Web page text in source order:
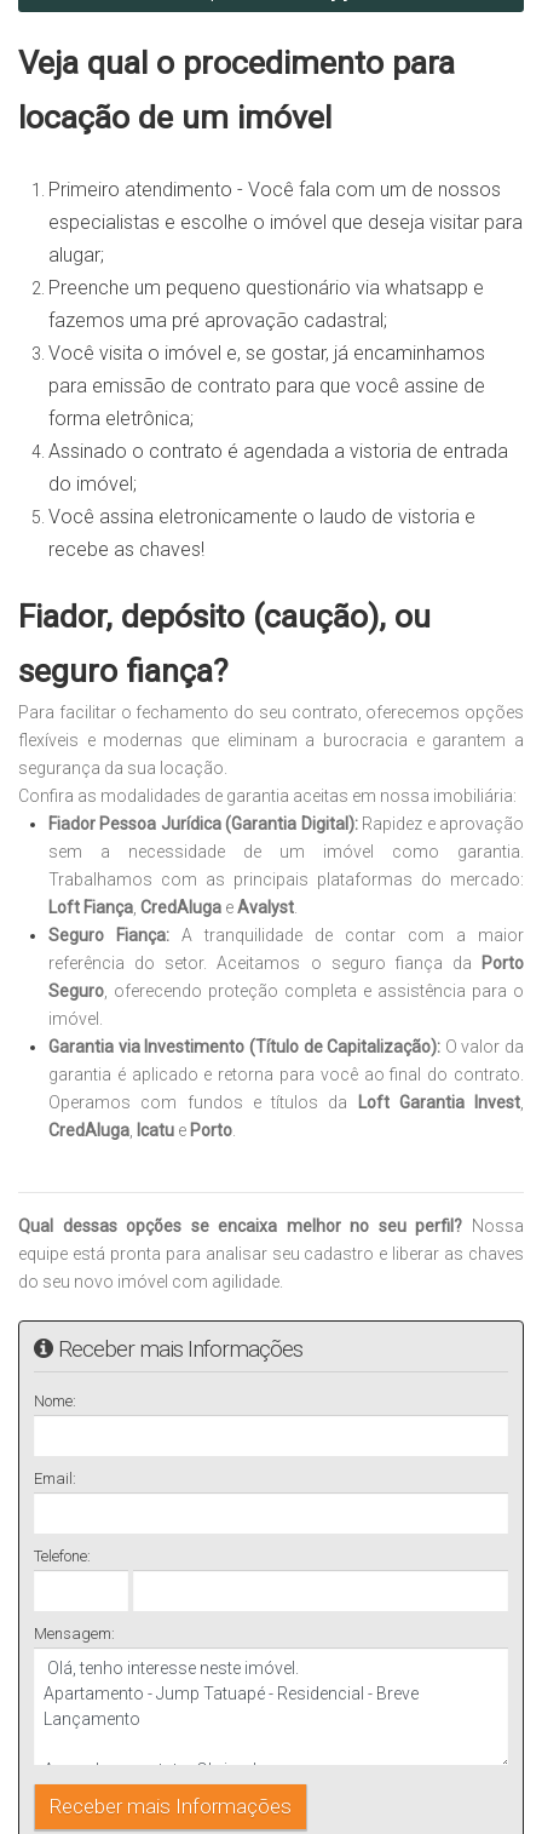
Veja qual o procedimento para
locação de um imóvel
Primeiro atendimento - Você fala com um de nossos
especialistas e escolhe o imóvel que deseja visitar para
alugar;
Preenche um pequeno questionário via whatsapp e
fazemos uma pré aprovação cadastral;
Você visita o imóvel e, se gostar, já encaminhamos
para emissão de contrato para que você assine de
forma eletrônica;
Assinado o contrato é agendada a vistoria de entrada
do imóvel;
Você assina eletronicamente o laudo de vistoria e
recebe as chaves!
Fiador, depósito (caução), ou
seguro fiança?
Para facilitar o fechamento do seu contrato, oferecemos opções
flexíveis e modernas que eliminam a burocracia e garantem a
segurança da sua locação.
Confira as modalidades de garantia aceitas em nossa imobiliária:
Fiador Pessoa Jurídica (Garantia Digital):Rapidez e aprovação
sem a necessidade de um imóvel como garantia.
Trabalhamos com as principais plataformas do mercado:
Loft Fiança, CredAluga eAvalyst.
Seguro Fiança: A tranquilidade de contar com a maior
referência do setor. Aceitamos o seguro fiança da
Porto
Seguro, oferecendo proteção completa e assistência para o
imóvel.
Garantia via Investimento (Título de Capitalização): O valor da
garantia é aplicado e retorna para você ao final do contrato.
Operamos com fundos e títulos da
Loft Garantia Invest,
CredAluga, Icatu e Porto.
Qual dessas opções se encaixa melhor no seu perfil? Nossa
equipe está pronta para analisar seu cadastro e liberar as chaves
do seu novo imóvel com agilidade.
Receber mais Informações
Nome:
Email:
Telefone:
Mensagem: